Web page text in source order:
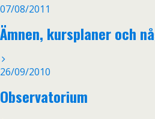
07/08/2011
Ämnen, kursplaner och
26/09/2010
Observatorium